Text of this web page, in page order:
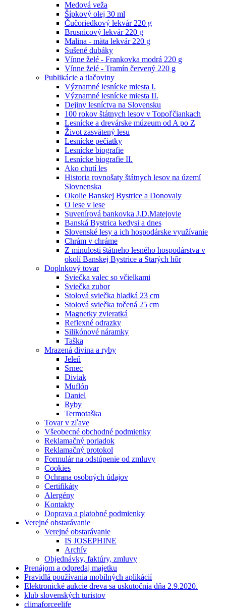
Medová veža
Šípkový olej 30 ml
Čučoriedkový lekvár 220 g
Brusnicový lekvár 220 g
Malina - mäta lekvár 220 g
Sušené dubáky
Vínne želé - Frankovka modrá 220 g
Vínne želé - Tramín červený 220 g
Publikácie a tlačoviny
Významné lesnícke miesta I.
Významné lesnícke miesta II.
Dejiny lesníctva na Slovensku
100 rokov štátnych lesov v Topoľčiankach
Lesnícke a drevárske múzeum od A po Z
Život zasvätený lesu
Lesnícke pečiatky
Lesnícke biografie
Lesnícke biografie II.
Ako chutí les
Historia rovnošaty štátnych lesov na území
Slovnenska
Okolie Banskej Bystrice a Donovaly
O lese v lese
Suvenírová bankovka J.D.Matejovie
Banská Bystrica kedysi a dnes
Slovenské lesy a ich hospodárske využívanie
Chrám v chráme
Z minulosti štátneho lesného hospodárstva v
okolí Banskej Bystrice a Starých hôr
Doplnkový tovar
Sviečka valec so včielkami
Sviečka zubor
Stolová sviečka hladká 23 cm
Stolová sviečka točená 25 cm
Magnetky zvieratká
Reflexné odrazky
Silikónové náramky
Taška
Mrazená divina a ryby
Jeleň
Srnec
Diviak
Muflón
Daniel
Ryby
Termotaška
Tovar v zľave
Všeobecné obchodné podmienky
Reklamačný poriadok
Reklamačný protokol
Formulár na odstúpenie od zmluvy
Cookies
Ochrana osobných údajov
Certifikáty
Alergény
Kontakty
Doprava a platobné podmienky
Verejné obstarávanie
Verejné obstarávanie
IS JOSEPHINE
Archív
Objednávky, faktúry, zmluvy
Prenájom a odpredaj majetku
Pravidlá používania mobilných aplikácií
Elektronické aukcie dreva sa uskutočnia dňa 2.9.2020.
klub slovenských turistov
climaforceelife